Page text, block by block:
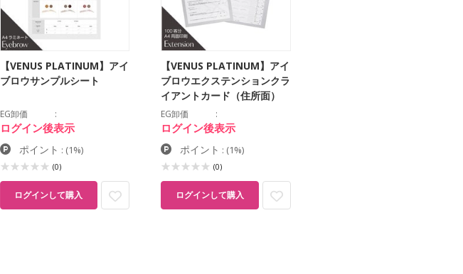
【VENUS PLATINUM】アイ
ブロウサンプルシート
EG卸価
ログイン後表示
ポイント : (1%)
(0)
ログインして購入
【VENUS PLATINUM】アイ
ブロウエクステンションクラ
イアントカード（住所面）
EG卸価
ログイン後表示
ポイント : (1%)
(0)
ログインして購入